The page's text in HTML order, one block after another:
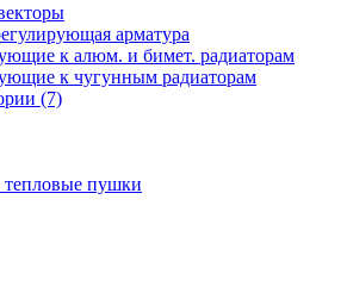
арматура
к алюм. и бимет. радиаторам
к чугунным радиаторам
(7)
тепловые пушки